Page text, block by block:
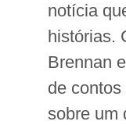
notícia
histórias.
Brennan
de
sobre um